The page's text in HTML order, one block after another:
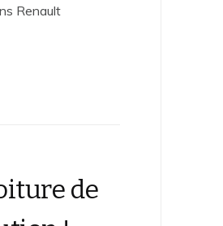
Renault
de